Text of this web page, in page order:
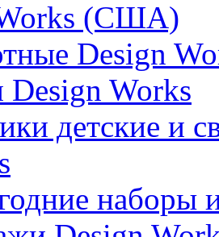
(США)
Design
Works
детские и
наборы